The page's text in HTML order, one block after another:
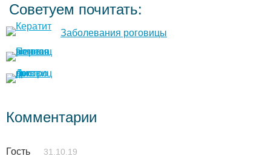
Советуем почитать:
Заболевания роговицы
Комментарии
Гость 31.10.19